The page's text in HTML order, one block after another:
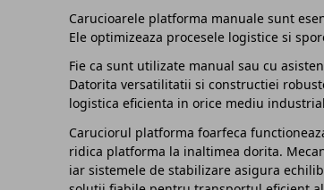
Carucioarele platforma manuale sunt
Ele optimizeaza procesele logistice si
Fie ca sunt utilizate manual sau cu
Datorita versatilitatii si constructiei
logistica eficienta in orice mediu
Caruciorul platforma foarfeca
ridica platforma la inaltimea dorita.
iar sistemele de stabilizare asigura